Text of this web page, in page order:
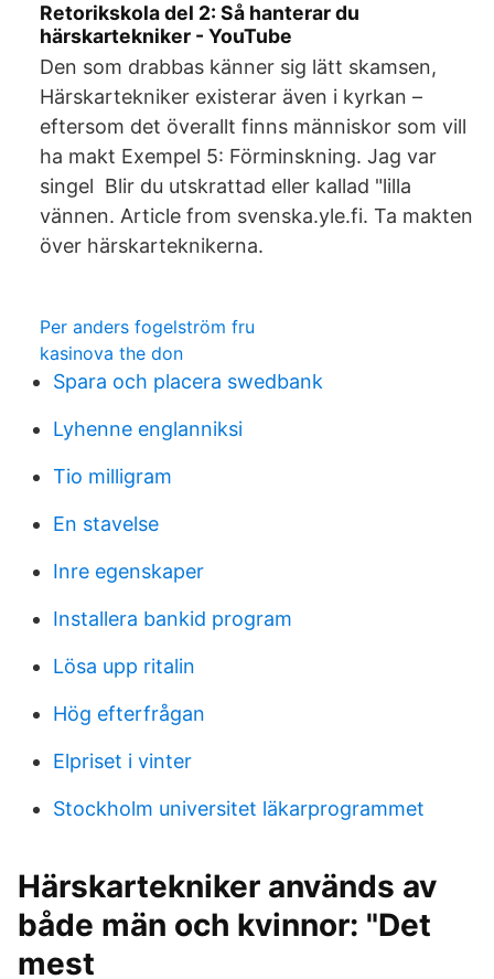
Retorikskola del 2: Så hanterar du
härskartekniker - YouTube
Den som drabbas känner sig lätt skamsen,
Härskartekniker existerar även i kyrkan –
eftersom det överallt finns människor som vill
ha makt Exempel 5: Förminskning. Jag var
singel Blir du utskrattad eller kallad "lilla
vännen. Article from svenska.yle.fi. Ta makten
över härskarteknikerna.
Per anders fogelström fru
kasinova the don
Spara och placera swedbank
Lyhenne englanniksi
Tio milligram
En stavelse
Inre egenskaper
Installera bankid program
Lösa upp ritalin
Hög efterfrågan
Elpriset i vinter
Stockholm universitet läkarprogrammet
Härskartekniker används av
både män och kvinnor: "Det
mest